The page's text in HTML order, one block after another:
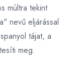
múltra tekint
nevű eljárással
tájat, a
meg.